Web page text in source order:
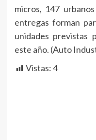
micros, 147
entregas forman
unidades previstas
este año. (Auto
Vistas:4